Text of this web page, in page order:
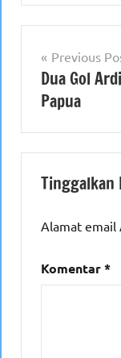
Navigasi
pos
Previous
Dua Gol
Papua
Tinggalkan
Alamat email
Komentar*